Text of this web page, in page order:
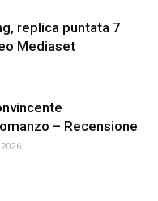
replica puntata 7
Mediaset
– Recensione